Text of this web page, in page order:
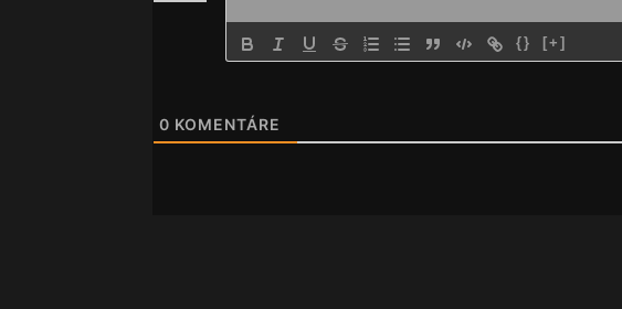
{} [+]
0 KOMENTÁRE